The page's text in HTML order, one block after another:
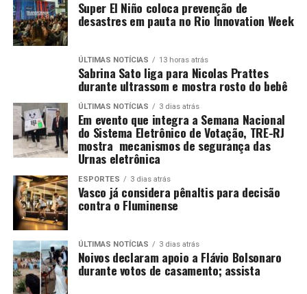
Super El Niño coloca prevenção de
desastres em pauta no Rio Innovation Week
ÚLTIMAS NOTÍCIAS 13 horas atrás
Sabrina Sato liga para Nicolas Prattes
durante ultrassom e mostra rosto do bebê
ÚLTIMAS NOTÍCIAS 3 dias atrás
Em evento que integra a Semana Nacional
do Sistema Eletrônico de Votação, TRE-RJ
mostra mecanismos de segurança das
Urnas eletrônica
ESPORTES 3 dias atrás
Vasco já considera pênaltis para decisão
contra o Fluminense
ÚLTIMAS NOTÍCIAS 3 dias atrás
Noivos declaram apoio a Flávio Bolsonaro
durante votos de casamento; assista